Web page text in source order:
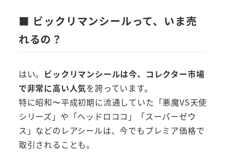
■ ビックリマンシールって、いま売
れるの？
はい。 ビックリマンシールは今、コレクター市場
で非常に高い人気を誇っています。
特に昭和〜平成初期に流通していた「悪魔VS天使
シリーズ」や「ヘッドロココ」「スーパーゼウ
ス」などのレアシールは、今でもプレミア価格で
取引されることも。